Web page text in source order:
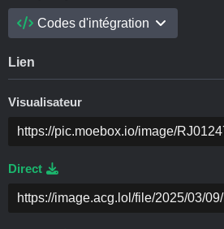
Codes d'intégration
Lien
Visualisateur
Direct